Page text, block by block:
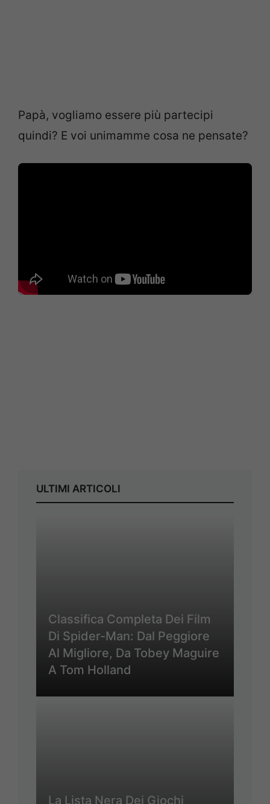
Papà, vogliamo essere più partecipi
quindi? E voi unimamme cosa ne pensate?
ULTIMI ARTICOLI
Classifica Completa Dei Film
Di Spider-Man: Dal Peggiore
Al Migliore, Da Tobey Maguire
A Tom Holland
La Lista Nera Dei Giochi